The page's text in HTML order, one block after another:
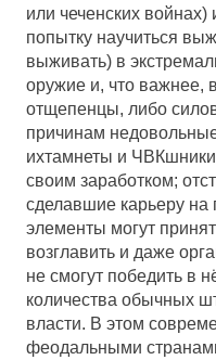
или чеченских войнах)
попытку научиться
выживать) в
оружие и, что важнее,
отщепенцы, либо
причинам
ихтамнеты и
своим заработком;
сделавшие карьеру
элементы могут
возглавить и даже
не смогут победить в
количества обычных
власти. В этом
феодальными